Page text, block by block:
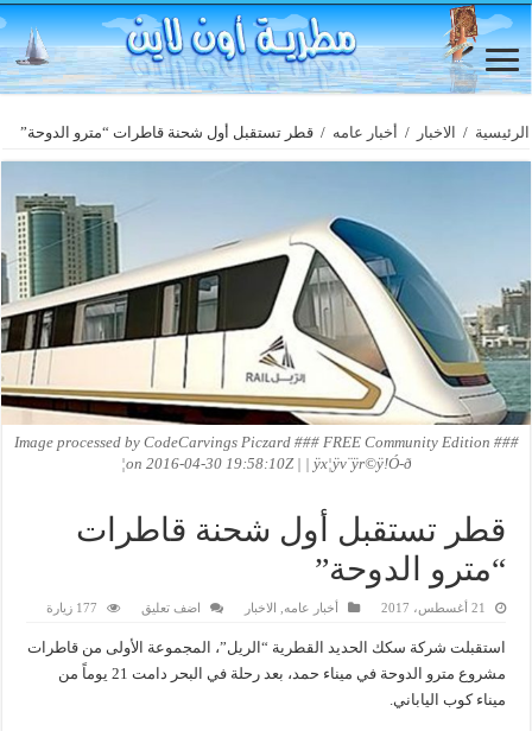
الرئيسية / الاخبار / أخبار عامه / قطر تستقبل أول شحنة قاطرات “مترو الدوحة”
Image processed by CodeCarvings Piczard ### FREE Community Edition ###
on 2016-04-30 19:58:10Z | | ÿx¦ÿv¨ÿr©ÿ!Ó-ð¦
قطر تستقبل أول شحنة قاطرات
“مترو الدوحة”
21 أغسطس، 2017 أخبار عامه, الاخبار اضف تعليق 177 زيارة
استقبلت شركة سكك الحديد القطرية “الريل”، المجموعة الأولى من قاطرات
مشروع مترو الدوحة في ميناء حمد، بعد رحلة في البحر دامت 21 يوماً من
ميناء كوب الياباني.